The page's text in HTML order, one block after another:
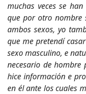
muchas veces se
que por otro nombre
ambos sexos, yo
que me pretendí
sexo masculino, e
necesario de hombre
hice información e
en él ante los cuales